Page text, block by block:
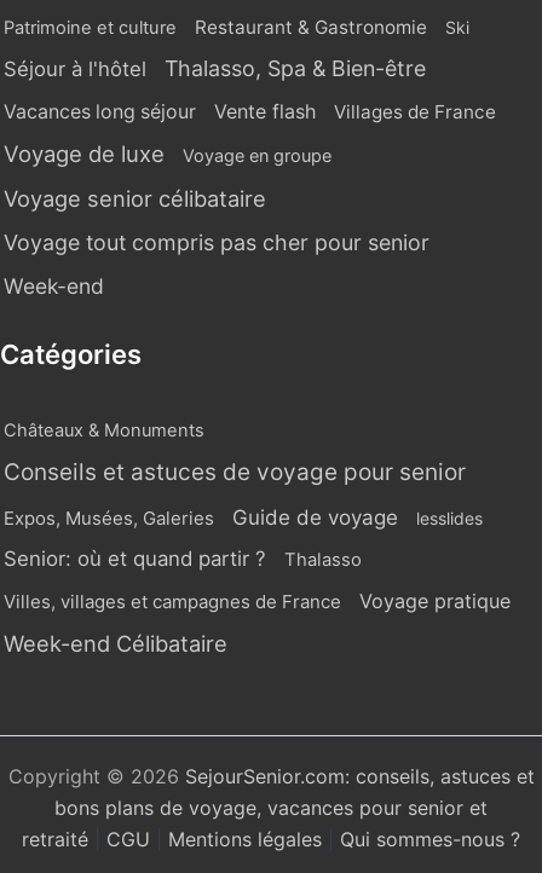
Patrimoine et culture Restaurant & Gastronomie Ski
Séjour à l'hôtel Thalasso, Spa & Bien-être
Vacances long séjour Vente flash Villages de France
Voyage de luxe Voyage en groupe
Voyage senior célibataire
Voyage tout compris pas cher pour senior
Week-end
Catégories
Châteaux & Monuments
Conseils et astuces de voyage pour senior
Expos, Musées, Galeries Guide de voyage lesslides
Senior: où et quand partir ? Thalasso
Villes, villages et campagnes de France Voyage pratique
Week-end Célibataire
Copyright © 2026 SejourSenior.com: conseils, astuces et
bons plans de voyage, vacances pour senior et
retraité
CGU Mentions légales Qui sommes-nous ?